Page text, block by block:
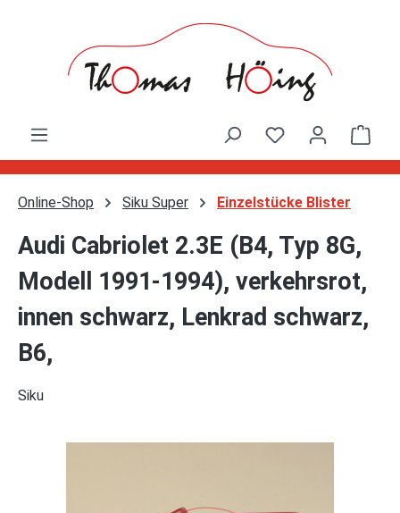
Online-Shop Siku Super Einzelstücke Blister
Audi Cabriolet 2.3E (B4, Typ 8G,
Modell 1991-1994), verkehrsrot,
innen schwarz, Lenkrad schwarz,
B6,
Siku